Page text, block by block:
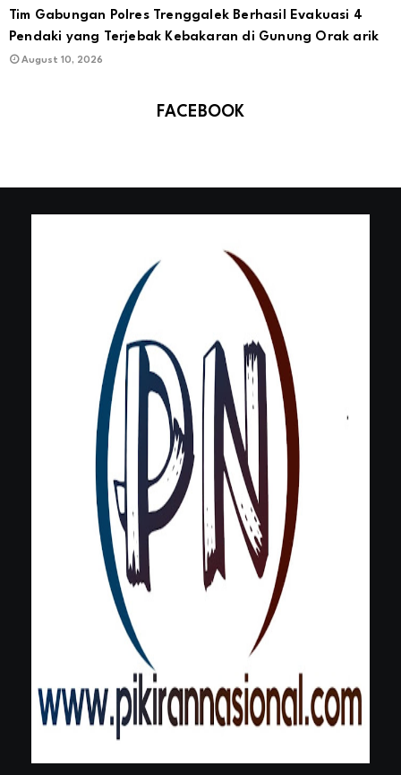
Tim Gabungan Polres Trenggalek Berhasil Evakuasi 4
Pendaki yang Terjebak Kebakaran di Gunung Orak arik
August 10, 2026
FACEBOOK